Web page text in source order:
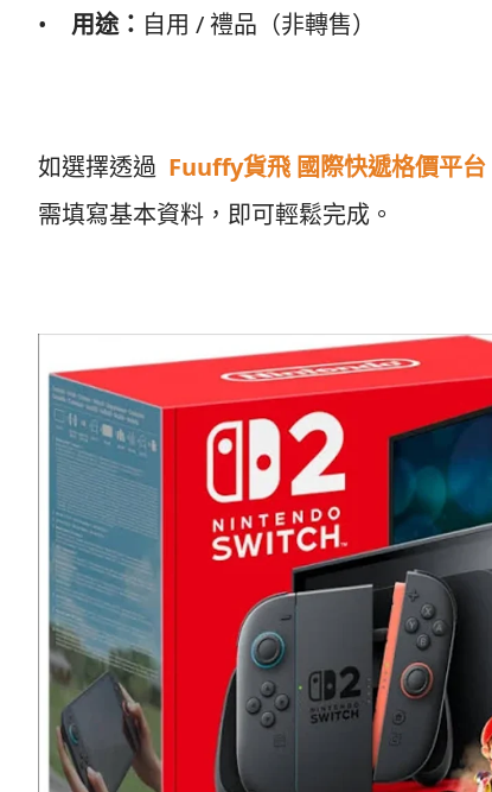
• 用途： 自用 / 禮品（非轉售）
如選擇透過 Fuuffy貨飛 國際快遞格價平台
需填寫基本資料，即可輕鬆完成。